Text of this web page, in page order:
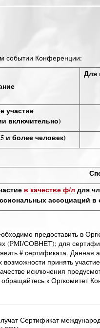
событии Конференции:
Для
участие
включительно)
и более человек)
в качестве ф/л для
ассоциаций
предоставить в
(PMI/СОВНЕТ); для
# сертификата. Данная
принять
исключения
к Оргкомитет
Сертификат